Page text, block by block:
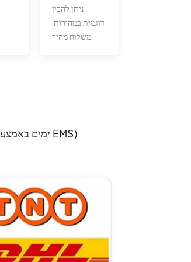
ניתן להכין
דוגמית במהירות.
משלוח מהיר.
באמצעות משלוח אקספרס (3-7 ימים באמצעות DHL, UPS, TNT, FEDEX; 5-10 ימים באמצעות EMS)